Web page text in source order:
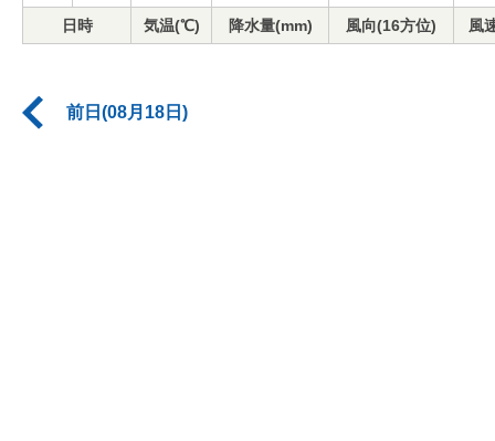
日時 気温(℃) 降水量(mm) 風向(16方位) 風
前日(08月18日)